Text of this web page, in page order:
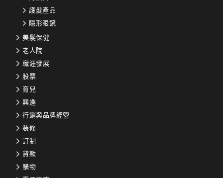
護髮產品
隱形眼鏡
美髮保健
老人院
職涯發展
股票
育兒
興趣
行銷與品牌經營
裝修
訂制
貸款
購物